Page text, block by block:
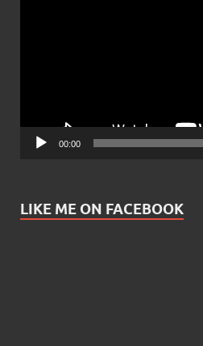
00:00
LIKE ME ON FACEBOOK